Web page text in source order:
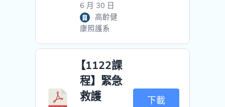
6 月 30 日
高齡健
康照護系
【1122課
程】緊急
救護
下載